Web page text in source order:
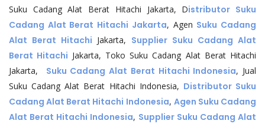
Suku Cadang Alat Berat Hitachi Jakarta, Distributor Suku
Cadang Alat Berat Hitachi Jakarta, Agen Suku Cadang
Alat Berat Hitachi Jakarta, Supplier Suku Cadang Alat
Berat Hitachi Jakarta, Toko Suku Cadang Alat Berat Hitachi
Jakarta, Suku Cadang Alat Berat Hitachi Indonesia, Jual
Suku Cadang Alat Berat Hitachi Indonesia, Distributor Suku
Cadang Alat Berat Hitachi Indonesia, Agen Suku Cadang
Alat Berat Hitachi Indonesia, Supplier Suku Cadang Alat